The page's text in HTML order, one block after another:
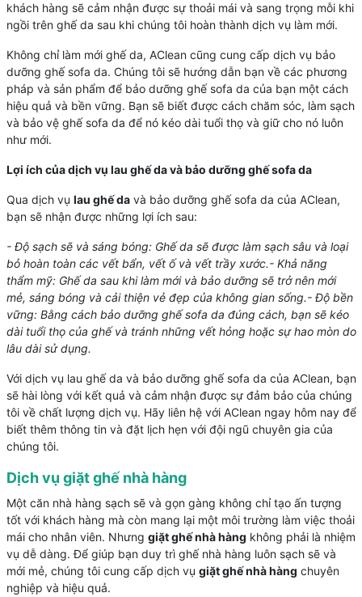
khách hàng sẽ cảm nhận được sự thoải mái và sang trọng mỗi khi
ngồi trên ghế da sau khi chúng tôi hoàn thành dịch vụ làm mới.
Không chỉ làm mới ghế da, AClean cũng cung cấp dịch vụ bảo
dưỡng ghế sofa da. Chúng tôi sẽ hướng dẫn bạn về các phương
pháp và sản phẩm để bảo dưỡng ghế sofa da của bạn một cách
hiệu quả và bền vững. Bạn sẽ biết được cách chăm sóc, làm sạch
và bảo vệ ghế sofa da để nó kéo dài tuổi thọ và giữ cho nó luôn
như mới.
Lợi ích của dịch vụ lau ghế da và bảo dưỡng ghế sofa da
Qua dịch vụ lau ghế davà bảo dưỡng ghế sofa da của AClean,
bạn sẽ nhận được những lợi ích sau:
- Độ sạch sẽ và sáng bóng: Ghế da sẽ được làm sạch sâu và loại
bỏ hoàn toàn các vết bẩn, vết ố và vết trầy xước.- Khả năng
thẩm mỹ: Ghế da sau khi làm mới và bảo dưỡng sẽ trở nên mới
mẻ, sáng bóng và cải thiện vẻ đẹp của không gian sống.- Độ bền
vững: Bằng cách bảo dưỡng ghế sofa da đúng cách, bạn sẽ kéo
dài tuổi thọ của ghế và tránh những vết hỏng hoặc sự hao mòn do
lâu dài sử dụng.
Với dịch vụ lau ghế da và bảo dưỡng ghế sofa da của AClean, bạn
sẽ hài lòng với kết quả và cảm nhận được sự đảm bảo của chúng
tôi về chất lượng dịch vụ. Hãy liên hệ với AClean ngay hôm nay để
biết thêm thông tin và đặt lịch hẹn với đội ngũ chuyên gia của
chúng tôi.
Dịch vụ giặt ghế nhà hàng
Một căn nhà hàng sạch sẽ và gọn gàng không chỉ tạo ấn tượng
tốt với khách hàng mà còn mang lại một môi trường làm việc thoải
mái cho nhân viên. Nhưng giặt ghế nhà hàng không phải là nhiệm
vụ dễ dàng. Để giúp bạn duy trì ghế nhà hàng luôn sạch sẽ và
mới mẻ, chúng tôi cung cấp dịch vụ giặt ghế nhà hàng chuyên
nghiệp và hiệu quả.